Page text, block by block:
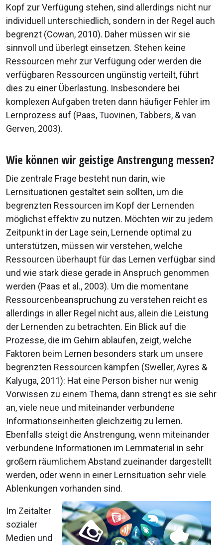
Kopf zur Verfügung stehen, sind allerdings nicht nur
individuell unterschiedlich, sondern in der Regel auch
begrenzt (Cowan, 2010). Daher müssen wir sie
sinnvoll und überlegt einsetzen. Stehen keine
Ressourcen mehr zur Verfügung oder werden die
verfügbaren Ressourcen ungünstig verteilt, führt
dies zu einer Überlastung. Insbesondere bei
komplexen Aufgaben treten dann häufiger Fehler im
Lernprozess auf (Paas, Tuovinen, Tabbers, & van
Gerven, 2003).
Wie können wir geistige Anstrengung messen?
Die zentrale Frage besteht nun darin, wie
Lernsituationen gestaltet sein sollten, um die
begrenzten Ressourcen im Kopf der Lernenden
möglichst effektiv zu nutzen. Möchten wir zu jedem
Zeitpunkt in der Lage sein, Lernende optimal zu
unterstützen, müssen wir verstehen, welche
Ressourcen überhaupt für das Lernen verfügbar sind
und wie stark diese gerade in Anspruch genommen
werden (Paas et al., 2003). Um die momentane
Ressourcenbeanspruchung zu verstehen reicht es
allerdings in aller Regel nicht aus, allein die Leistung
der Lernenden zu betrachten. Ein Blick auf die
Prozesse, die im Gehirn ablaufen, zeigt, welche
Faktoren beim Lernen besonders stark um unsere
begrenzten Ressourcen kämpfen (Sweller, Ayres &
Kalyuga, 2011): Hat eine Person bisher nur wenig
Vorwissen zu einem Thema, dann strengt es sie sehr
an, viele neue und miteinander verbundene
Informationseinheiten gleichzeitig zu lernen.
Ebenfalls steigt die Anstrengung, wenn miteinander
verbundene Informationen im Lernmaterial in sehr
großem räumlichem Abstand zueinander dargestellt
werden, oder wenn in einer Lernsituation sehr viele
Ablenkungen vorhanden sind.
Im Zeitalter
sozialer
Medien und